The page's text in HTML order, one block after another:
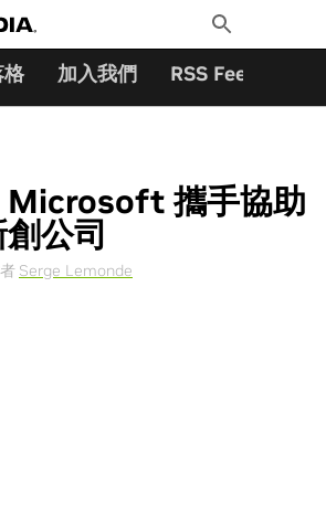
Toggle
Search
格 加入我們 RSS Feeds
Microsoft 攜手協助
公司
Serge Lemonde